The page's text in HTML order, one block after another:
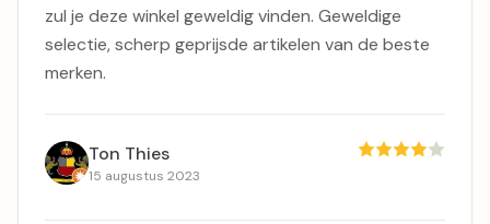
zul je deze winkel geweldig vinden. Geweldige
selectie, scherp geprijsde artikelen van de beste
merken.
Ton Thies
15 augustus 2023